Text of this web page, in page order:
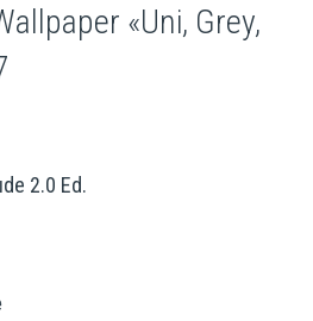
«Uni, Grey,
2.0 Ed.